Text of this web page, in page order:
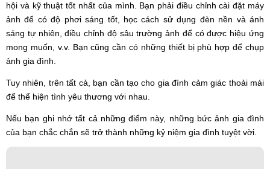
hội và kỹ thuật tốt nhất của mình. Bạn phải điều chỉnh cài đặt máy
ảnh để có độ phơi sáng tốt, học cách sử dụng đèn nền và ánh
sáng tự nhiên, điều chỉnh độ sâu trường ảnh để có được hiệu ứng
mong muốn, v.v. Bạn cũng cần có những thiết bị phù hợp để chụp
ảnh gia đình.
Tuy nhiên, trên tất cả, bạn cần tạo cho gia đình cảm giác thoải mái
để thể hiện tình yêu thương với nhau.
Nếu bạn ghi nhớ tất cả những điểm này, những bức ảnh gia đình
của bạn chắc chắn sẽ trở thành những kỷ niệm gia đình tuyệt vời.